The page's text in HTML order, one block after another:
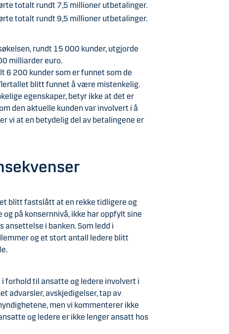
totalt rundt 7,5 millioner utbetalinger.
totalt rundt 9,5 millioner utbetalinger.
rundt 15 000 kunder, utgjorde
milliarder euro.
6 200 kunder som er funnet som de
blitt funnet å være mistenkelig.
egenskaper, betyr ikke at det er
den aktuelle kunden var involvert i å
vi at en betydelig del av betalingene er
blitt fastslått at en rekke tidligere og
på konsernnivå, ikke har oppfylt sine
i banken. Som ledd i
og et stort antall ledere blitt
forhold til ansatte og ledere involvert i
advarsler, avskjedigelser, tap av
men vi kommenterer ikke
og ledere er ikke lenger ansatt hos